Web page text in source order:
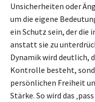
Unsicherheiten oder
um die eigene
ein Schutz sein, der die
anstatt sie zu
Dynamik wird deutlich,
Kontrolle besteht,
persönlichen Freiheit
Stärke. So wird das